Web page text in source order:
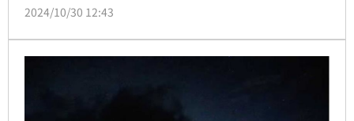
往路肩停靠，隨後整台車便瞬間燒成火球。警消獲報後
禍原因仍待釐清。
2024/10/30 12:43